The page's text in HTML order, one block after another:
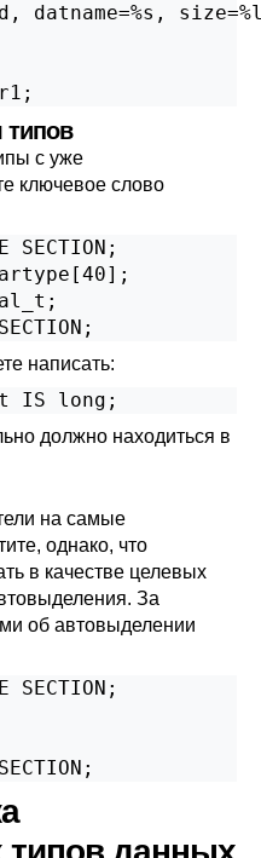
datname=%s,
типов
с уже
ключевое слово
SECTION;
написать:
IS long;
должно находиться в
на самые
однако, что
в качестве целевых
За
об автовыделении
SECTION;